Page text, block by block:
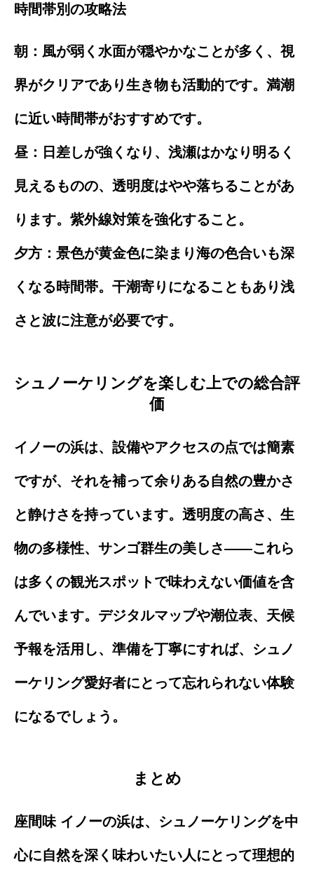
時間帯別の攻略法
朝：風が弱く水面が穏やかなことが多く、視
界がクリアであり生き物も活動的です。満潮
に近い時間帯がおすすめです。
昼：日差しが強くなり、浅瀬はかなり明るく
見えるものの、透明度はやや落ちることがあ
ります。紫外線対策を強化すること。
夕方：景色が黄金色に染まり海の色合いも深
くなる時間帯。干潮寄りになることもあり浅
さと波に注意が必要です。
シュノーケリングを楽しむ上での総合評
価
イノーの浜は、設備やアクセスの点では簡素
ですが、それを補って余りある自然の豊かさ
と静けさを持っています。透明度の高さ、生
物の多様性、サンゴ群生の美しさ――これら
は多くの観光スポットで味わえない価値を含
んでいます。デジタルマップや潮位表、天候
予報を活用し、準備を丁寧にすれば、シュノ
ーケリング愛好者にとって忘れられない体験
になるでしょう。
まとめ
座間味 イノーの浜は、シュノーケリングを中
心に自然を深く味わいたい人にとって理想的